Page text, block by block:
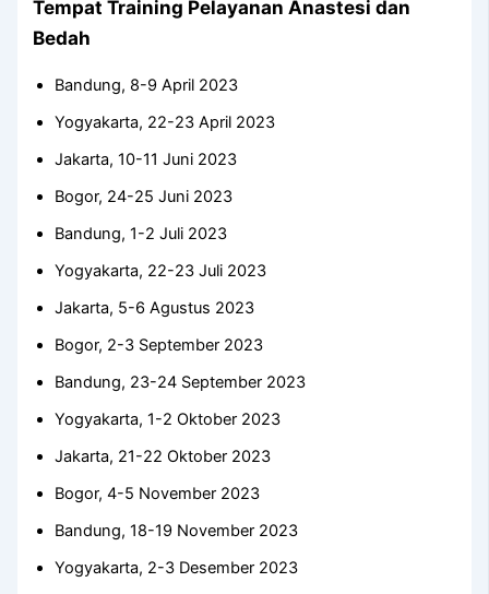
Tempat Training Pelayanan Anastesi dan
Bedah
Bandung, 8-9 April 2023
Yogyakarta, 22-23 April 2023
Jakarta, 10-11 Juni 2023
Bogor, 24-25 Juni 2023
Bandung, 1-2 Juli 2023
Yogyakarta, 22-23 Juli 2023
Jakarta, 5-6 Agustus 2023
Bogor, 2-3 September 2023
Bandung, 23-24 September 2023
Yogyakarta, 1-2 Oktober 2023
Jakarta, 21-22 Oktober 2023
Bogor, 4-5 November 2023
Bandung, 18-19 November 2023
Yogyakarta, 2-3 Desember 2023